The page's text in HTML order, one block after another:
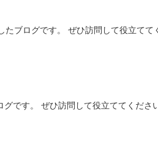
ブログです。 ぜひ訪問して役立てて
グです。 ぜひ訪問して役立ててくだ